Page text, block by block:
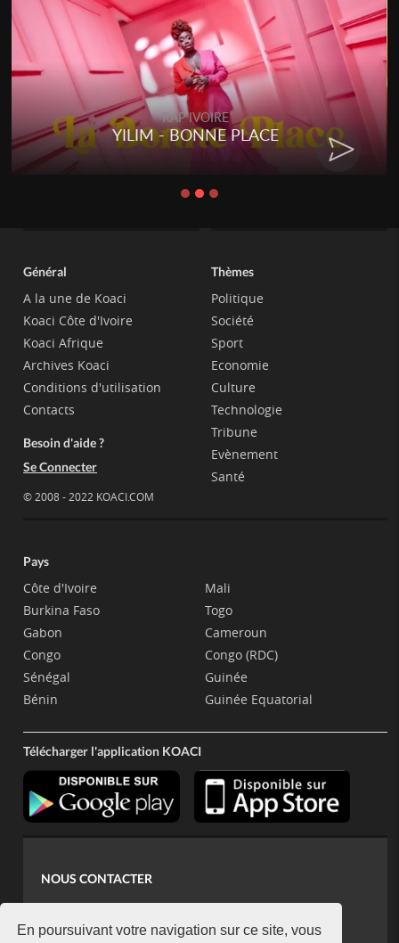
En poursuivant votre navigation sur ce site, vous
RAP IVOIRE
YILIM - BONNE PLACE
Général
A la une de Koaci
Koaci Côte d'Ivoire
Koaci Afrique
Archives Koaci
Conditions d'utilisation
Contacts
Besoin d'aide ?
Se Connecter
© 2008 - 2022 KOACI.COM
Thèmes
Politique
Société
Sport
Economie
Culture
Technologie
Tribune
Evènement
Santé
Pays
Côte d'Ivoire
Burkina Faso
Gabon
Congo
Sénégal
Bénin
Mali
Togo
Cameroun
Congo (RDC)
Guinée
Guinée Equatorial
Télécharger l'application KOACI
NOUS CONTACTER
koaci@yahoo.fr